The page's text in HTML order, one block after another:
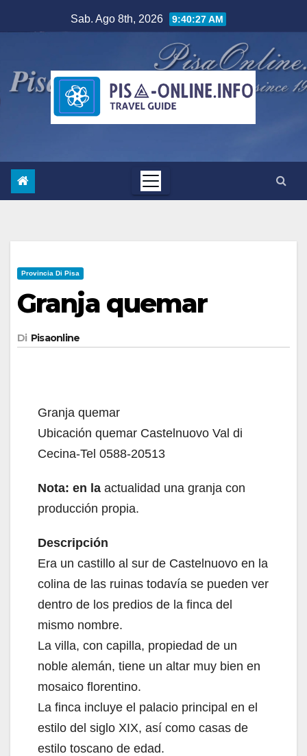
al
Sab. Ago 8th, 2026 9:40:27 AM
Provincia Di Pisa
Granja quemar
Di Pisaonline
Granja quemar
Ubicación quemar Castelnuovo Val di
Cecina-Tel 0588-20513
Nota: en la actualidad una granja con
producción propia.
Descripción
Era un castillo al sur de Castelnuovo en la
colina de las ruinas todavía se pueden ver
dentro de los predios de la finca del
mismo nombre.
La villa, con capilla, propiedad de un
noble alemán, tiene un altar muy bien en
mosaico florentino.
La finca incluye el palacio principal en el
estilo del siglo XIX, así como casas de
estilo toscano de edad.